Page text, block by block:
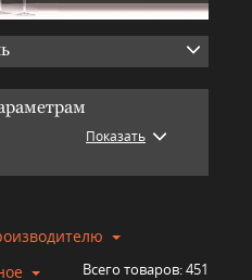
Показать
Всего товаров:451